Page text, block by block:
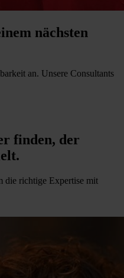
nächsten
an. Unsere Consultants
finden, der
die richtige Expertise mit